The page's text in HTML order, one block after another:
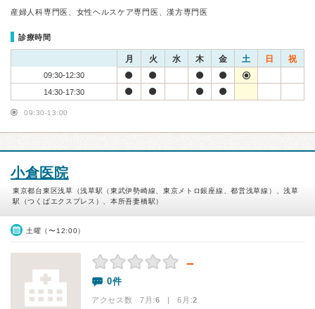
産婦人科専門医、女性ヘルスケア専門医、漢方専門医
診療時間
月 火 水 木 金 土 日 祝
09:30-12:30
14:30-17:30
09:30-13:00
小倉医院
東京都台東区浅草（浅草駅（東武伊勢崎線、東京メトロ銀座線、都営浅草線）、浅草
駅（つくばエクスプレス）、本所吾妻橋駅）
土曜（〜12:00）
－
0件
アクセス数 7月:6 | 6月:2